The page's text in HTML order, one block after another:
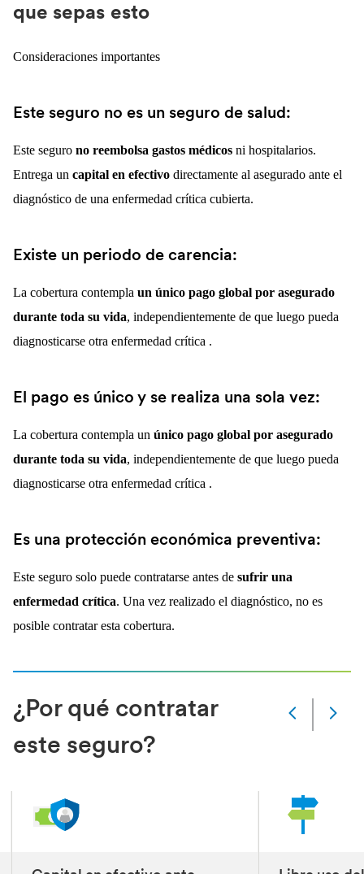
que sepas esto
Consideraciones importantes
Este seguro no es un seguro de salud:
Este seguro no reembolsa gastos médicos ni hospitalarios.
Entrega un capital en efectivo directamente al asegurado ante el
diagnóstico de una enfermedad crítica cubierta.
Existe un periodo de carencia:
La cobertura contempla un único pago global por asegurado
durante toda su vida, independientemente de que luego pueda
diagnosticarse otra enfermedad crítica .
El pago es único y se realiza una sola vez:
La cobertura contempla un único pago global por asegurado
durante toda su vida, independientemente de que luego pueda
diagnosticarse otra enfermedad crítica .
Es una protección económica preventiva:
Este seguro solo puede contratarse antes de sufrir una
enfermedad crítica. Una vez realizado el diagnóstico, no es
posible contratar esta cobertura.
¿Por qué contratar
este seguro?
Slide
Changed
3
slides